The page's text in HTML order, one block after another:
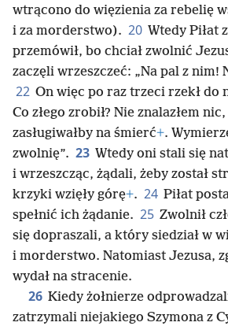
wtrącono do więzienia za rebelię
i za morderstwo). 20 Wtedy Piłat
przemówił, bo chciał zwolnić
zaczęli wrzeszczeć: „Na pal z nim!
22 On więc po raz trzeci rzekł do
Co złego zrobił? Nie znalazłem
zasługiwałby na śmierć+.
zwolnię”. 23 Wtedy oni stali się
i wrzeszcząc, żądali, żeby został
krzyki wzięły górę+. 24 Piłat
spełnić ich żądanie. 25 Zwolnił
się dopraszali, a który siedział w
i morderstwo. Natomiast Jezusa,
wydał na stracenie.
26 Kiedy żołnierze
zatrzymali niejakiego Szymona z